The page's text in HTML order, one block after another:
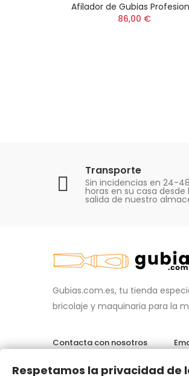
Afilador de Gubias
86,00 €
Transporte
Sin incidencias en 24-48
horas en su casa desde
salida de nuestro
Gubias.com.es, tu tienda
bricolaje y maquinaria para la
Contacta con nosotros
Respetamos la privacidad de